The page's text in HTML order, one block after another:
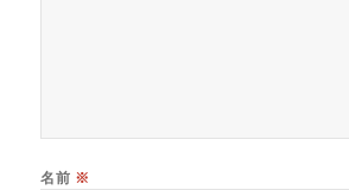
名前 ※